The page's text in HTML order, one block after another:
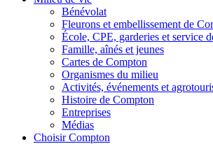
Bénévolat
Fleurons et embellissement de
École, CPE, garderies et service
Famille, aînés et jeunes
Cartes de Compton
Organismes du milieu
Activités, événements et
Histoire de Compton
Entreprises
Médias
Choisir Compton